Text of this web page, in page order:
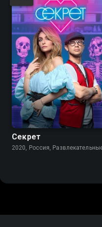
5.7
Секрет
2020, Россия,